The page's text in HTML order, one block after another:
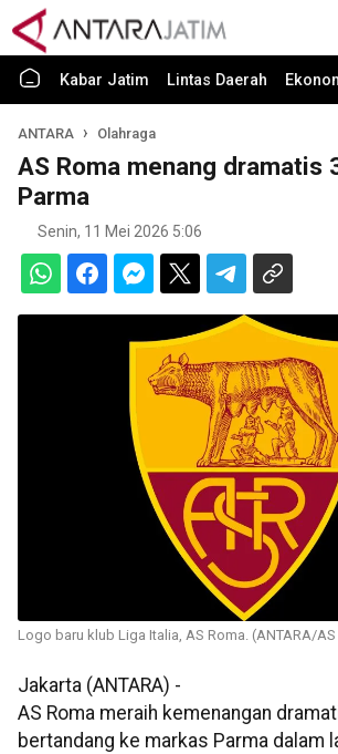
Kabar Jatim Lintas Daerah
ANTARA Olahraga
AS Roma menang dramatis
Parma
Senin, 11 Mei 2026 5:06
Logo baru klub Liga Italia, AS Roma. (ANTARA/
Jakarta (ANTARA) -
AS Roma meraih kemenangan
bertandang ke markas Parma dalam